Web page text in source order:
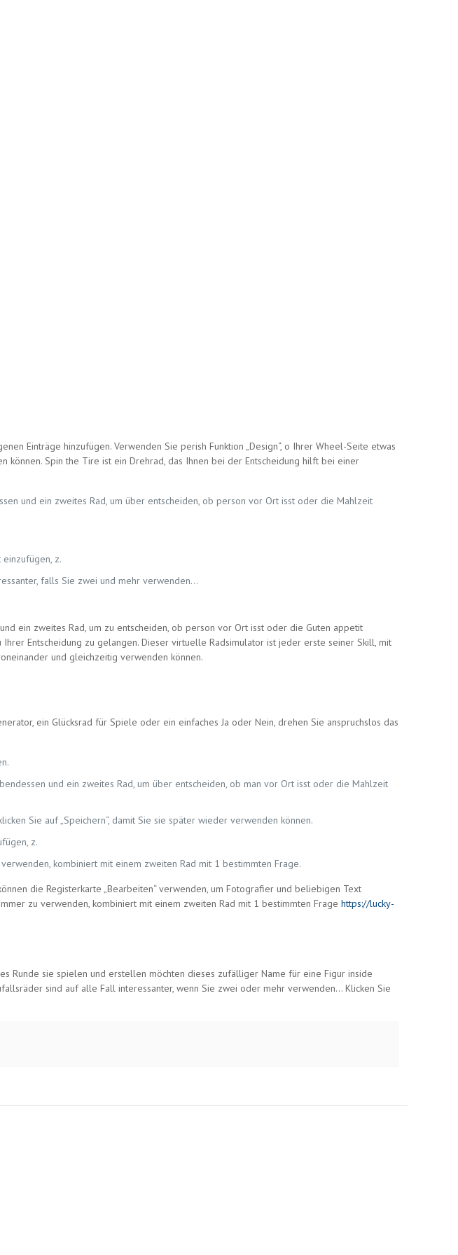
Einträge hinzufügen. Verwenden Sie perish Funktion „Design“, o Ihrer Wheel-Seite etwas
können. Spin the Tire ist ein Drehrad, das Ihnen bei der Entscheidung hilft bei einer
und ein zweites Rad, um über entscheiden, ob person vor Ort isst oder die Mahlzeit
z.
falls Sie zwei und mehr verwenden…
ein zweites Rad, um zu entscheiden, ob person vor Ort isst oder die Guten appetit
Entscheidung zu gelangen. Dieser virtuelle Radsimulator ist jeder erste seiner Skill, mit
und gleichzeitig verwenden können.
ein Glücksrad für Spiele oder ein einfaches Ja oder Nein, drehen Sie anspruchslos das
und ein zweites Rad, um über entscheiden, ob man vor Ort isst oder die Mahlzeit
Sie auf „Speichern“, damit Sie sie später wieder verwenden können.
z.
kombiniert mit einem zweiten Rad mit 1 bestimmten Frage.
die Registerkarte „Bearbeiten“ verwenden, um Fotografier und beliebigen Text
zu verwenden, kombiniert mit einem zweiten Rad mit 1 bestimmten Frage https://lucky-
Runde sie spielen und erstellen möchten dieses zufälliger Name für eine Figur inside
sind auf alle Fall interessanter, wenn Sie zwei oder mehr verwenden… Klicken Sie